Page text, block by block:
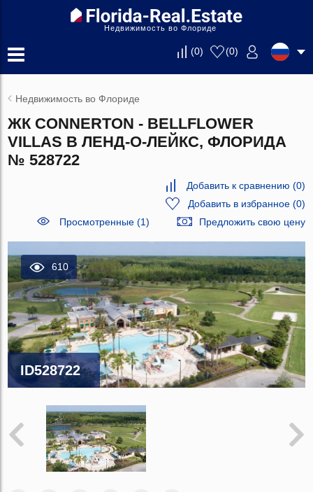
Недвижимость во Флориде
(0) (0)
Недвижимость во Флориде
ЖК CONNERTON - BELLFLOWER
VILLAS В ЛЕНД-О-ЛЕЙКС, ФЛОРИДА
№ 528722
Добавить к сравнению (0)
Добавить в избранное(0)
Просмотренные (1)
Предложить свою цену
610
ID528722